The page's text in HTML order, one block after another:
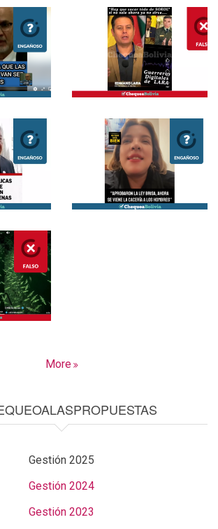
More
Gestión 2025
Gestión 2024
Gestión 2023